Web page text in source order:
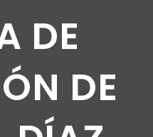
DE
DE